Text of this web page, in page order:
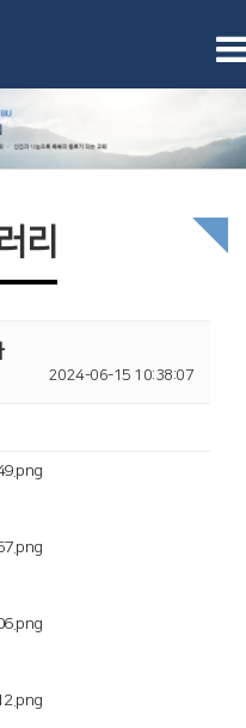
리
2024-06-15 10:38:07